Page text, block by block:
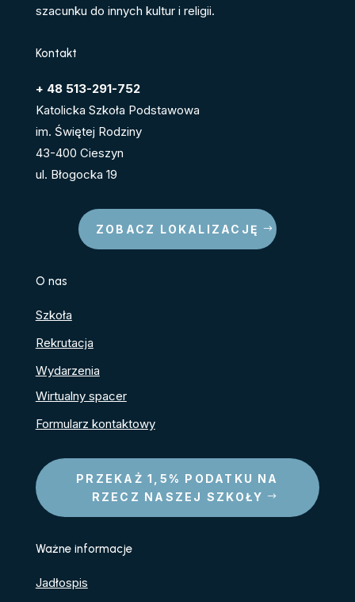
szacunku do innych kultur i religii.
Kontakt
+ 48 513-291-752
Katolicka Szkoła Podstawowa
im. Świętej Rodziny
43-400 Cieszyn
ul. Błogocka 19
ZOBACZ LOKALIZACJĘ
O nas
Szkoła
Rekrutacja
Wydarzenia
Wirtualny spacer
Formularz kontaktowy
PRZEKAŻ 1,5% PODATKU NA
RZECZ NASZEJ SZKOŁY
Ważne informacje
Jadłospis